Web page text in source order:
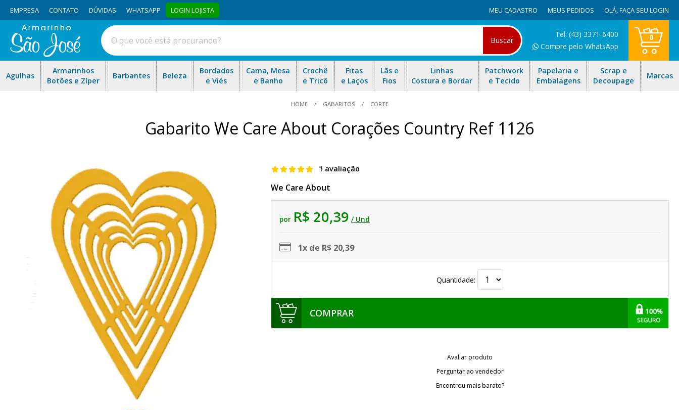
EMPRESA CONTATO DÚVIDAS WHATSAPP LOGIN LOJISTA MEU CADASTRO MEUS PEDIDOS OLÁ,FAÇA SEU LOGIN
Buscar
Tel: (43) 3371-6400
Compre pelo WhatsApp
0
Agulhas
Armarinhos
Botões e Zíper
Barbantes Beleza
Bordados
e Viés
Cama, Mesa
e Banho
Crochê
e Tricô
Fitas
e Laços
Lãs e
Fios
Linhas
Costura e Bordar
Patchwork
e Tecido
Papelaria e
Embalagens
Scrap e
Decoupage
Marcas
HOME GABARITOS CORTE
Gabarito We Care About Corações Country Ref 1126
1 avaliação
We Care About
por R$ 20,39 / Und
1x de R$ 20,39
Quantidade:
COMPRAR
Avaliar produto
Perguntar ao vendedor
Encontrou mais barato?